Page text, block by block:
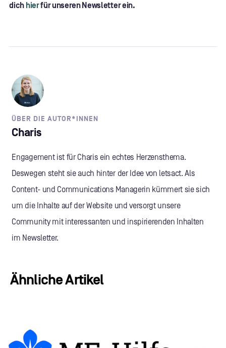
dich hierfür unseren Newsletter ein.
ÜBER DIE AUTOR*INNEN
Charis
Engagement ist für Charis ein echtes Herzensthema.
Deswegen steht sie auch hinter der Idee von letsact. Als
Content- und Communications Managerin kümmert sie sich
um die Inhalte auf der Website und versorgt unsere
Community mit interessanten und inspirierenden Inhalten
im Newsletter.
Ähnliche Artikel